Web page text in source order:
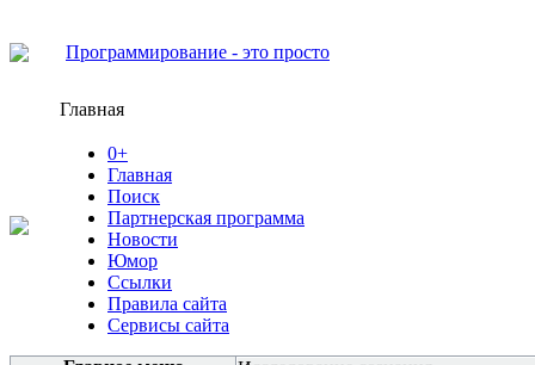
Программирование - это просто
Главная
0+
Главная
Поиск
Партнерская программа
Новости
Юмор
Ссылки
Правила сайта
Сервисы сайта